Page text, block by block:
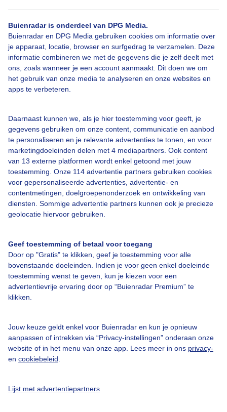
Buienradar is onderdeel van DPG Media.
Buienradar en DPG Media gebruiken cookies om informatie over
je apparaat, locatie, browser en surfgedrag te verzamelen. Deze
informatie combineren we met de gegevens die je zelf deelt met
ons, zoals wanneer je een account aanmaakt. Dit doen we om
het gebruik van onze media te analyseren en onze websites en
apps te verbeteren.
Daarnaast kunnen we, als je hier toestemming voor geeft, je
gegevens gebruiken om onze content, communicatie en aanbod
te personaliseren en je relevante advertenties te tonen, en voor
marketingdoeleinden delen met 4 mediapartners. Ook content
van 13 externe platformen wordt enkel getoond met jouw
toestemming. Onze 114 advertentie partners gebruiken cookies
voor gepersonaliseerde advertenties, advertentie- en
contentmetingen, doelgroepenonderzoek en ontwikkeling van
diensten. Sommige advertentie partners kunnen ook je precieze
geolocatie hiervoor gebruiken.
Geef toestemming of betaal voor toegang
Door op "Gratis" te klikken, geef je toestemming voor alle
bovenstaande doeleinden. Indien je voor geen enkel doeleinde
toestemming wenst te geven, kun je kiezen voor een
advertentievrije ervaring door op “Buienradar Premium” te
klikken.
Jouw keuze geldt enkel voor Buienradar en kun je opnieuw
aanpassen of intrekken via “Privacy-instellingen” onderaan onze
website of in het menu van onze app. Lees meer in ons privacy-
en cookiebeleid
Lijst met advertentiepartners
Een moment geduld aub...
Over Buienradar
Bedrijfsgegevens
Veelgestelde vragen
Contact
Gebruikersvoorwaarden
Adverteren
Buienradar Team
Privacy beleid
Privacy instellingen
Gratis weerdata
Buienradar